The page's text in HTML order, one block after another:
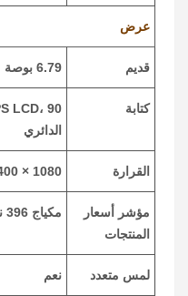
عرض
قديم 6.79 بوصة
كتابة
الدائري
القرارة 1080 × 2400 بكسل، 20:9
مؤشر أسعار
المنتجات
مكياج 396 نقطة في البوصة
لمس متعدد نعم